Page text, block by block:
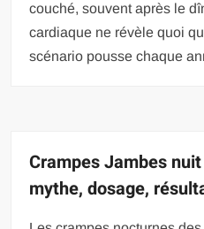
couché, souvent après le
cardiaque ne révèle quoi
scénario pousse chaque
Crampes Jambes
mythe, dosage,